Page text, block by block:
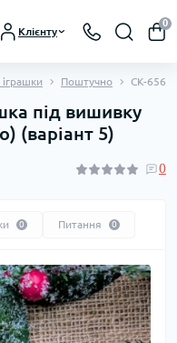
Клієнту
0
іграшки Поштучно СК-6565
під вишивку
(варіант 5)
0
0 Питання 0